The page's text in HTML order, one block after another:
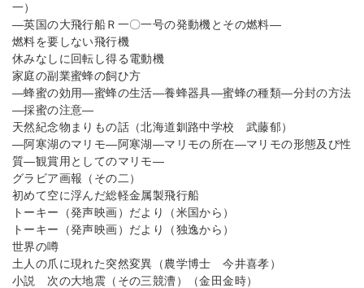
一）
―英国の大飛行船Ｒ一〇一号の発動機とその燃料―
燃料を要しない飛行機
休みなしに回転し得る電動機
家庭の副業蜜蜂の飼ひ方
―蜂蜜の効用―蜜蜂の生活―養蜂器具―蜜蜂の種類―分封の方法
―採蜜の注意―
天然紀念物まりもの話（北海道釧路中学校 武藤郁）
―阿寒湖のマリモ―阿寒湖―マリモの所在―マリモの形態及び性
質―観賞用としてのマリモ―
グラビア画報（その二）
初めて空に浮んだ総軽金属製飛行船
トーキー（発声映画）だより（米国から）
トーキー（発声映画）だより（独逸から）
世界の噂
土人の爪に現れた突然変異（農学博士 今井喜孝）
小説 次の大地震（その三競漕）（金田金時）